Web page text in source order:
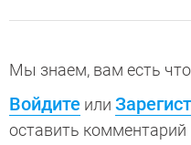
Мы знаем, вам есть что
Войдите или
оставить комментарий